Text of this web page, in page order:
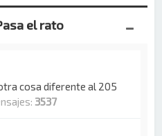
el rato
cosa diferente al 205
3537